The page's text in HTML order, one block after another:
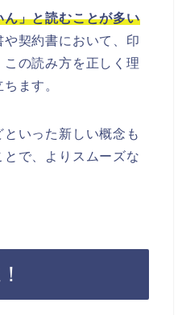
」と読むことが多い
や契約書において、印
の読み方を正しく理
ます。
いった新しい概念も
で、よりスムーズな